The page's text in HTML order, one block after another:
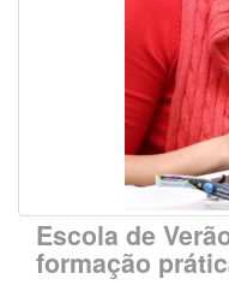
Escola de
formação